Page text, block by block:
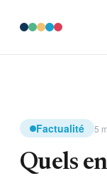
Factualité 5
Quels